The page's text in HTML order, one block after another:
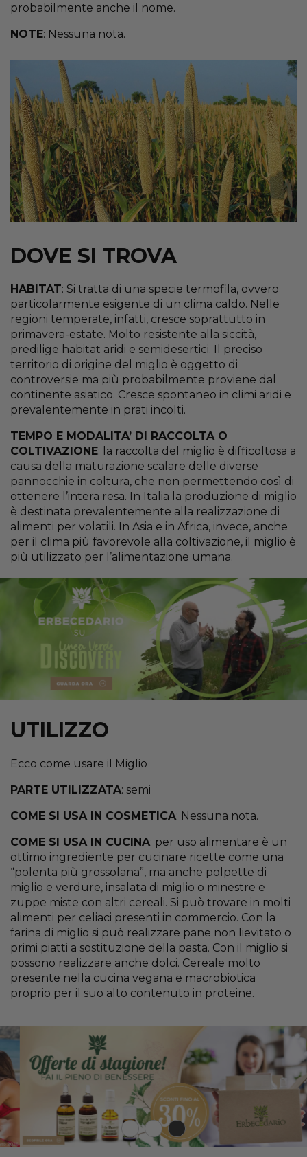
probabilmente anche il nome.
NOTE: Nessuna nota.
DOVE SI TROVA
HABITAT: Si tratta di una specie termofila, ovvero
particolarmente esigente di un clima caldo. Nelle
regioni temperate, infatti, cresce soprattutto in
primavera-estate. Molto resistente alla siccità,
predilige habitat aridi e semidesertici. Il preciso
territorio di origine del miglio è oggetto di
controversie ma più probabilmente proviene dal
continente asiatico. Cresce spontaneo in climi aridi e
prevalentemente in prati incolti.
TEMPO E MODALITA’ DI RACCOLTA O
COLTIVAZIONE: la raccolta del miglio è difficoltosa a
causa della maturazione scalare delle diverse
pannocchie in coltura, che non permettendo così di
ottenere l’intera resa. In Italia la produzione di miglio
è destinata prevalentemente alla realizzazione di
alimenti per volatili. In Asia e in Africa, invece, anche
per il clima più favorevole alla coltivazione, il miglio è
più utilizzato per l’alimentazione umana.
UTILIZZO
Ecco come usare il Miglio
PARTE UTILIZZATA: semi
COME SI USA IN COSMETICA: Nessuna nota.
COME SI USA IN CUCINA: per uso alimentare è un
ottimo ingrediente per cucinare ricette come una
“polenta più grossolana”, ma anche polpette di
miglio e verdure, insalata di miglio o minestre e
zuppe miste con altri cereali. Si può trovare in molti
alimenti per celiaci presenti in commercio. Con la
farina di miglio si può realizzare pane non lievitato o
primi piatti a sostituzione della pasta. Con il miglio si
possono realizzare anche dolci. Cereale molto
presente nella cucina vegana e macrobiotica
proprio per il suo alto contenuto in proteine.